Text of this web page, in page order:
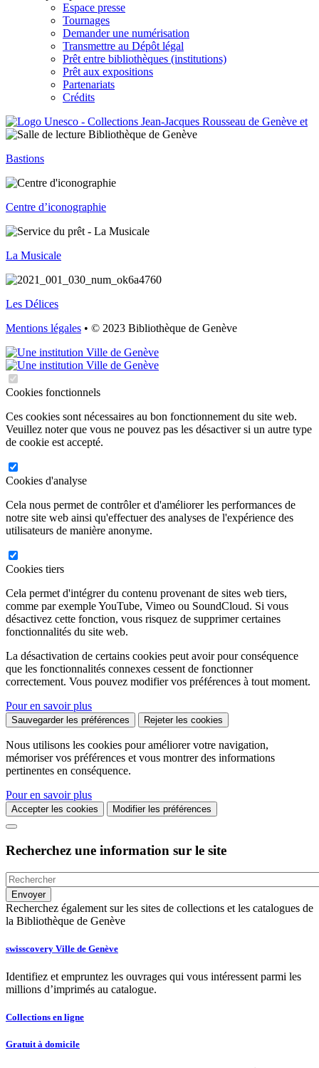
Espace presse
Tournages
Demander une numérisation
Transmettre au Dépôt légal
Prêt entre bibliothèques (institutions)
Prêt aux expositions
Partenariats
Crédits
Bastions
Centre d’iconographie
La Musicale
Les Délices
Mentions légales • © 2023 Bibliothèque de Genève
Cookies fonctionnels
Ces cookies sont nécessaires au bon fonctionnement du site web.
Veuillez noter que vous ne pouvez pas les désactiver si un autre type
de cookie est accepté.
Cookies d'analyse
Cela nous permet de contrôler et d'améliorer les performances de
notre site web ainsi qu'effectuer des analyses de l'expérience des
utilisateurs de manière anonyme.
Cookies tiers
Cela permet d'intégrer du contenu provenant de sites web tiers,
comme par exemple YouTube, Vimeo ou SoundCloud. Si vous
désactivez cette fonction, vous risquez de supprimer certaines
fonctionnalités du site web.
La désactivation de certains cookies peut avoir pour conséquence
que les fonctionnalités connexes cessent de fonctionner
correctement. Vous pouvez modifier vos préférences à tout moment.
Pour en savoir plus
Sauvegarder les préférences Rejeter les cookies
Nous utilisons les cookies pour améliorer votre navigation,
mémoriser vos préférences et vous montrer des informations
pertinentes en conséquence.
Pour en savoir plus
Accepter les cookies Modifier les préférences
Recherchez une information sur le site
Recherchez également sur les sites de collections et les catalogues de
la Bibliothèque de Genève
swisscovery Ville de Genève
Identifiez et empruntez les ouvrages qui vous intéressent parmi les
millions d’imprimés au catalogue.
Collections en ligne
Gratuit à domicile